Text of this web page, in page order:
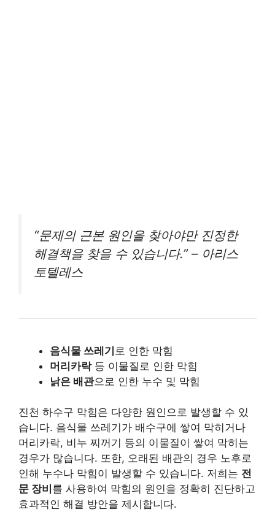
“문제의 근본 원인을 찾아야만 진정한
해결책을 찾을 수 있습니다.” – 아리스
토텔레스
음식물 쓰레기 로 인한 막힘
머리카락등 이물질로 인한 막힘
낡은 배관으로 인한 누수 및 막힘
진천 하수구 막힘은 다양한 원인으로 발생할 수 있
습니다. 음식물 쓰레기가 배수구에 쌓여 막히거나
머리카락, 비누 찌꺼기 등의 이물질이 쌓여 막히는
경우가 많습니다. 또한, 오래된 배관의 경우 노후로
인해 누수나 막힘이 발생할 수 있습니다. 저희는 전
문 장비 를 사용하여 막힘의 원인을 정확히 진단하고
효과적인 해결 방안을 제시합니다.